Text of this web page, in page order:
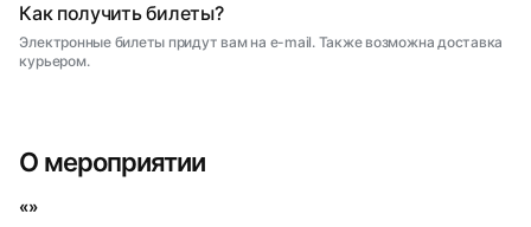
Как получить билеты?
Электронные билеты придут вам на e-mail. Также возможна доставка
курьером.
О мероприятии
«»